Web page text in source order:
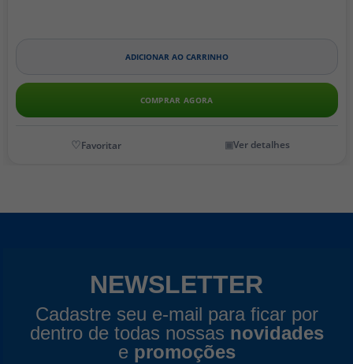
ADICIONAR AO CARRINHO
COMPRAR AGORA
Ver detalhes
NEWSLETTER
Cadastre seu e-mail para ficar por
dentro de todas nossas novidades
e promoções